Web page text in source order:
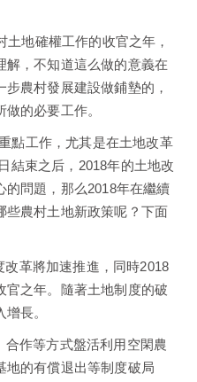
地確權工作的收官之年，
解，不知道這么做的意義在
農村發展建設做鋪墊的，
的必要工作。
工作，尤其是在土地改革
結束之后，2018年的土地改
問題，那么2018年在繼續
些農村土地新政策呢？下面
革將加速推進，同時2018
官之年。隨著土地制度的破
長。
作等方式盤活利用空閑農
地的有償退出等制度破局